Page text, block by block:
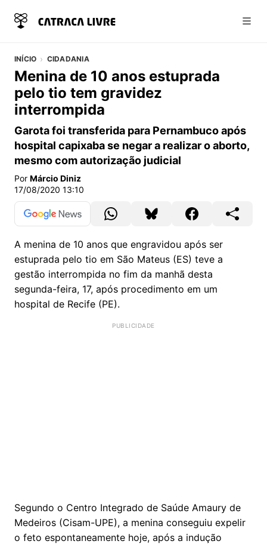
INÍCIO CIDADANIA
Menina de 10 anos estuprada
pelo tio tem gravidez
interrompida
Garota foi transferida para Pernambuco após
hospital capixaba se negar a realizar o aborto,
mesmo com autorização judicial
Por Márcio Diniz
17/08/2020 13:10
A menina de 10 anos que engravidou após ser
estuprada pelo tio em São Mateus (ES) teve a
gestão interrompida no fim da manhã desta
segunda-feira, 17, após procedimento em um
hospital de Recife (PE).
Segundo o Centro Integrado de Saúde Amaury de
Medeiros (Cisam-UPE), a menina conseguiu expelir
o feto espontaneamente hoje, após a indução